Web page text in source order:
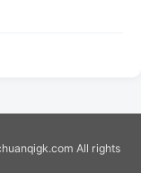
All rights